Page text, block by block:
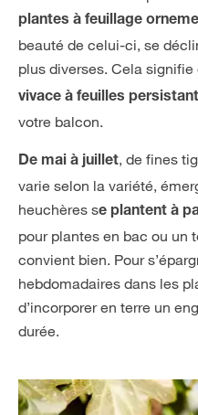
plantes à feuillage
beauté de celui-ci, se
plus diverses. Cela
vivace à feuilles
votre balcon.
De mai à juillet, de fines
varie selon la variété,
heuchères se plantent à
pour plantes en bac ou un
convient bien. Pour
hebdomadaires dans les
d’incorporer en terre un
durée.